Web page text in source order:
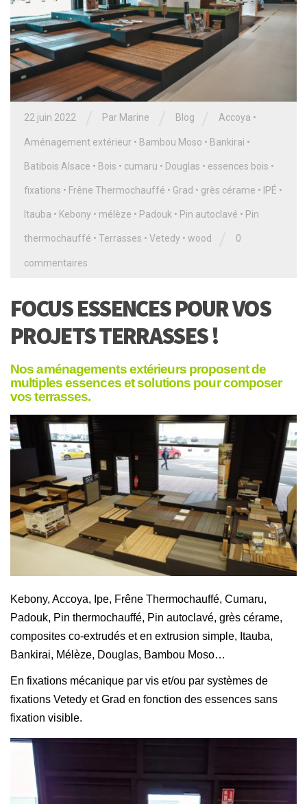
22 juin 2022 Par Marine Blog Accoya •
Aménagement extérieur • Bambou Moso • Bankirai •
Batibois Alsace • Bois • cumaru • Douglas • essences bois •
fixations • Frêne Thermochauffé • Grad • grès cérame • IPÉ •
Itauba • Kebony • mélèze • Padouk • Pin autoclavé • Pin
thermochauffé • Terrasses • Vetedy • wood 0
commentaires
FOCUS ESSENCES POUR VOS
PROJETS TERRASSES !
Nos aménagements extérieurs proposent de
multiples essences et solutions pour composer
vos terrasses.
Kebony, Accoya, Ipe, Frêne Thermochauffé, Cumaru,
Padouk, Pin thermochauffé, Pin autoclavé, grès cérame,
composites co-extrudés et en extrusion simple, Itauba,
Bankirai, Mélèze, Douglas, Bambou Moso…
En fixations mécanique par vis et/ou par systèmes de
fixations Vetedy et Grad en fonction des essences sans
fixation visible.